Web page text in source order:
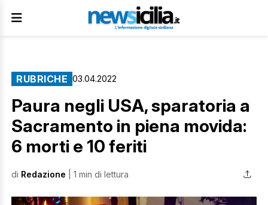
RUBRICHE 03.04.2022
Paura negli USA, sparatoria a
Sacramento in piena movida:
6 morti e 10 feriti
di Redazione | 1 min di lettura